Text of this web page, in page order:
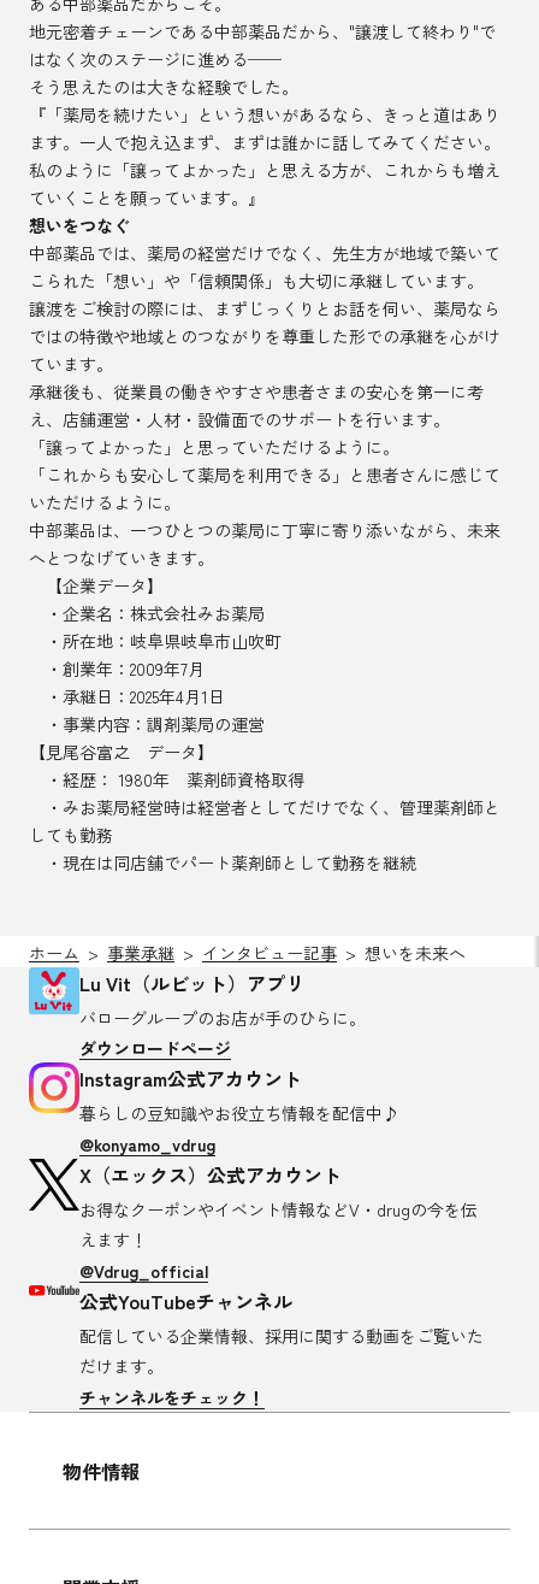
地元密着チェーンである中部薬品だから、"譲渡して終わり"で
はなく次のステージに進める──
そう思えたのは大きな経験でした。
『「薬局を続けたい」という想いがあるなら、きっと道はあり
ます。一人で抱え込まず、まずは誰かに話してみてください。
私のように「譲ってよかった」と思える方が、これからも増え
ていくことを願っています。』
想いをつなぐ
中部薬品では、薬局の経営だけでなく、先生方が地域で築いて
こられた「想い」や「信頼関係」も大切に承継しています。
譲渡をご検討の際には、まずじっくりとお話を伺い、薬局なら
ではの特徴や地域とのつながりを尊重した形での承継を心がけ
ています。
承継後も、従業員の働きやすさや患者さまの安心を第一に考
え、店舗運営・人材・設備面でのサポートを行います。
「譲ってよかった」と思っていただけるように。
「これからも安心して薬局を利用できる」と患者さんに感じて
いただけるように。
中部薬品は、一つひとつの薬局に丁寧に寄り添いながら、未来
へとつなげていきます。
【企業データ】
・企業名：株式会社みお薬局
・所在地：岐阜県岐阜市山吹町
・創業年：2009年7月
・承継日：2025年4月1日
・事業内容：調剤薬局の運営
【見尾谷富之 データ】
・経歴： 1980年 薬剤師資格取得
・みお薬局経営時は経営者としてだけでなく、管理薬剤師と
しても勤務
・現在は同店舗でパート薬剤師として勤務を継続
ホーム 事業承継 インタビュー記事 想いを未来へ
Lu Vit（ルビット）アプリ
バローグループのお店が手のひらに。
ダウンロードページ
Instagram公式アカウント
暮らしの豆知識やお役立ち情報を配信中♪
@konyamo_vdrug
X（エックス）公式アカウント
お得なクーポンやイベント情報などV・drugの今を伝
えます！
@Vdrug_official
公式YouTubeチャンネル
配信している企業情報、採用に関する動画をご覧いた
だけます。
チャンネルをチェック！
物件情報